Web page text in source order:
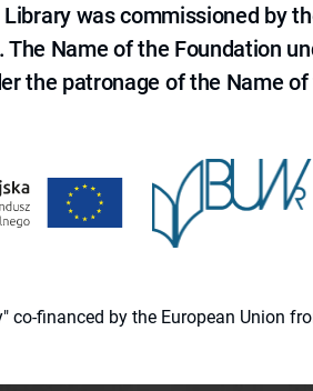
was commissioned by
Name of the Foundation
the patronage of the Name
financed by the European Union